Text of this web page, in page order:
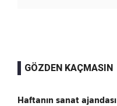
GÖZDEN KAÇMASIN
Haftanın sanat ajandası